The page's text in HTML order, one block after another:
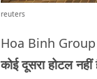
reuters
Hoa Binh Group
कोई दूसरा होटल नहीं